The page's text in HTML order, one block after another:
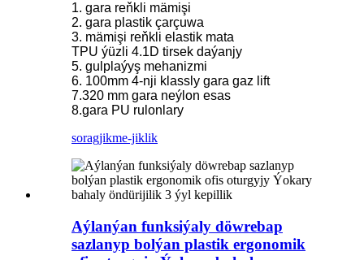
1. gara reňkli mämişi
2. gara plastik çarçuwa
3. mämişi reňkli elastik mata
TPU ýüzli 4.1D tirsek daýanjy
5. gulplaýyş mehanizmi
6. 100mm 4-nji klassly gara gaz lift
7.320 mm gara neýlon esas
8.gara PU rulonlary
soragjikme-jiklik
Aýlanýan funksiýaly döwrebap
sazlanyp bolýan plastik ergonomik